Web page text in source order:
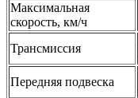
Максимальная
скорость, км/ч
Трансмиссия
Передняя подвеска